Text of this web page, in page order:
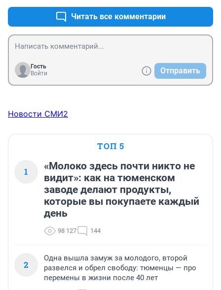
Читать все комментарии
Гость
Войти
Отправить
Новости СМИ2
ТОП 5
1
«Молоко здесь почти никто не
видит»: как на тюменском
заводе делают продукты,
которые вы покупаете каждый
день
98 127 144
2
Одна вышла замуж за молодого, второй
развелся и обрел свободу: тюменцы — про
перемены в жизни после 40 лет